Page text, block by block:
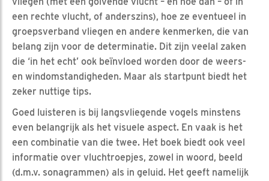
een rechte vlucht, of anderszins), hoe ze eventueel in
groepsverband vliegen en andere kenmerken, die van
belang zijn voor de determinatie. Dit zijn veelal zaken
die ‘in het echt’ ook beïnvloed worden door de weers-
en windomstandigheden. Maar als startpunt biedt het
zeker nuttige tips.
Goed luisteren is bij langsvliegende vogels minstens
even belangrijk als het visuele aspect. En vaak is het
een combinatie van die twee. Het boek biedt ook veel
informatie over vluchtroepjes, zowel in woord, beeld
(d.m.v. sonagrammen) als in geluid. Het geeft namelijk